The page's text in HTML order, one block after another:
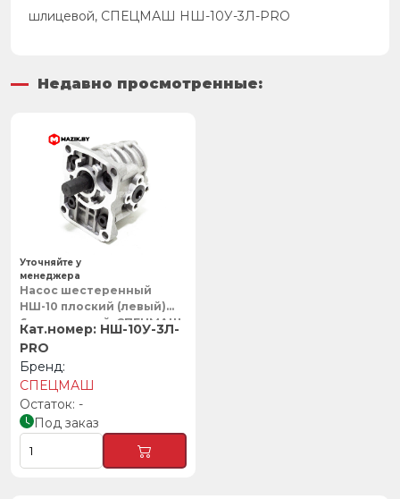
шлицевой, СПЕЦМАШ НШ-10У-3Л-PRO
Недавно просмотренные:
Насос шестеренный
НШ-10 плоский (левый)
6ти шлицевой, СПЕЦМАШ
НШ-10У-3Л-
PRO
СПЕЦМАШ
-
Под заказ
Уточняйте у
менеджера